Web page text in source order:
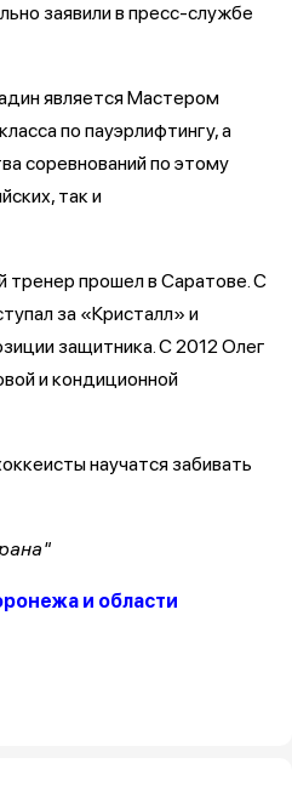
заявили в пресс-службе
является Мастером
по пауэрлифтингу, а
соревнований по этому
так и
тренер прошел в Саратове. С
за «Кристалл» и
защитника. С 2012 Олег
и кондиционной
научатся забивать
и области